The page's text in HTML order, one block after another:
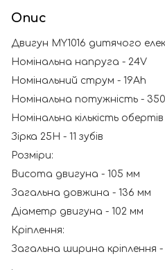
Опис
Двигун MY1016 дитячого
Номінальна напруга - 24V
Номінальний струм - 19Ah
Номінальна потужність -
Номінальна кількість
Зірка 25H - 11 зубів
Розміри:
Висота двигуна - 105 мм
Загальна довжина - 136 мм
Діаметр двигуна - 102 мм
Кріплення:
Загальна ширина кріплення -
.